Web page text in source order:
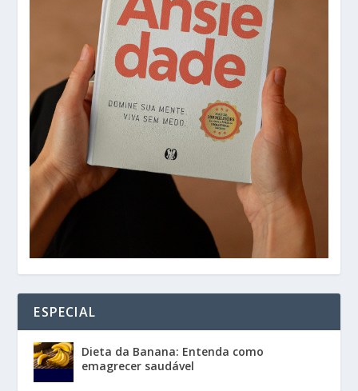
ESPECIAL
Dieta da Banana: Entenda como
emagrecer saudável